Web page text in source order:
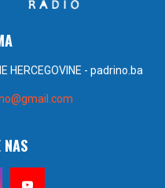
HERCEGOVINE - padrino.ba